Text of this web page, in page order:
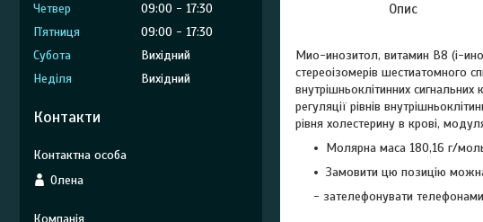
Опис
Мио-инозитол, витамин B8 (i-
стереоізомерів шестиатомного
внутрішньоклітинних сигнальних
регуляції рівнів
рівня холестерину в крові,
Молярна маса 180,16 г/
Замовити цю позицію
- зателефонувати телефонами
Четвер
09:00
17:30
Пʼятниця
09:00
17:30
Субота
Вихідний
Неділя
Вихідний
Контакти
Олена